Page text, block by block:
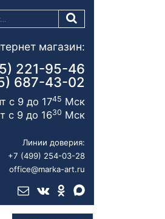
магазин:
221-95-46
687-43-02
с 9 до 1745 Мск
с 9 до 1630 Мск
Линии доверия:
+7 (499) 254-03-28
office@marka-art.ru